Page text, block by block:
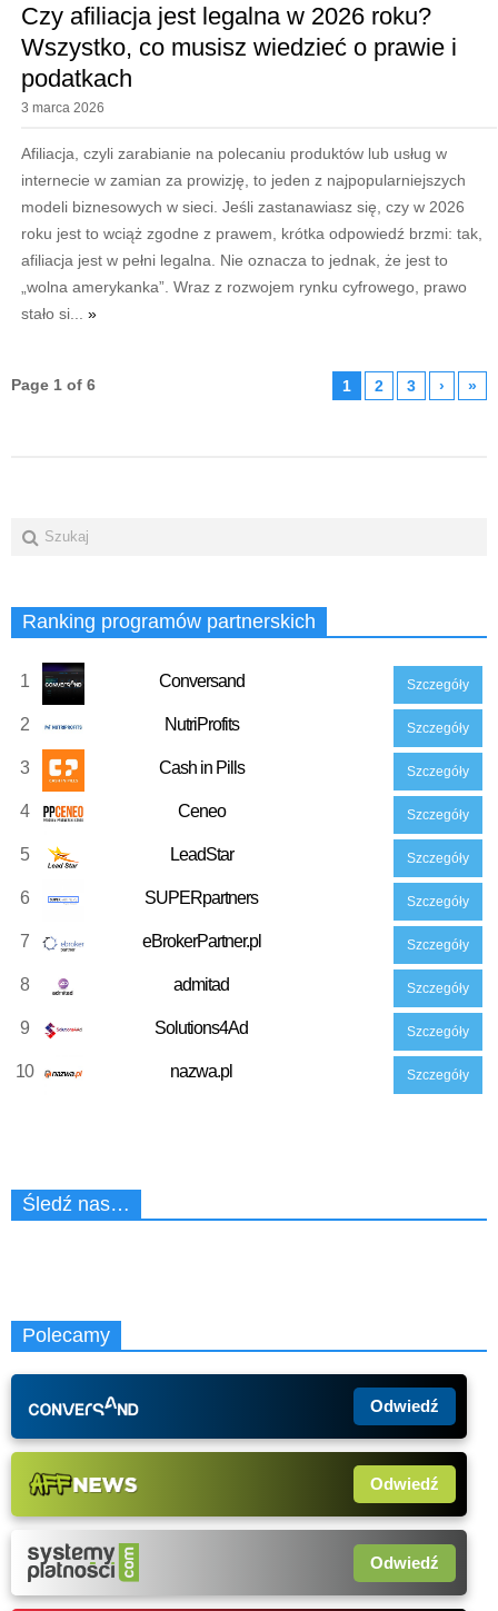
Czy afiliacja jest legalna w 2026 roku?
Wszystko, co musisz wiedzieć o prawie i
podatkach
3 marca 2026
Afiliacja, czyli zarabianie na polecaniu produktów lub usług w
internecie w zamian za prowizję, to jeden z najpopularniejszych
modeli biznesowych w sieci. Jeśli zastanawiasz się, czy w 2026
roku jest to wciąż zgodne z prawem, krótka odpowiedź brzmi: tak,
afiliacja jest w pełni legalna. Nie oznacza to jednak, że jest to
„wolna amerykanka”. Wraz z rozwojem rynku cyfrowego, prawo
stało si... »
Page 1 of 6 1 2 3 › »
Ranking programów partnerskich
1 Conversand Szczegóły
2 NutriProfits Szczegóły
3 Cash in Pills Szczegóły
4 Ceneo Szczegóły
5 LeadStar Szczegóły
6 SUPERpartners Szczegóły
7 eBrokerPartner.pl Szczegóły
8 admitad Szczegóły
9 Solutions4Ad Szczegóły
10 nazwa.pl Szczegóły
Śledź nas…
Polecamy
Odwiedź
Odwiedź
Odwiedź